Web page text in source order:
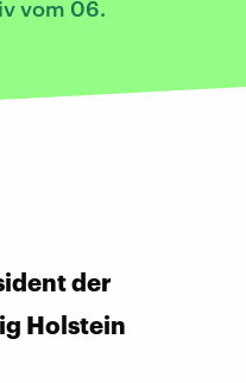
vom 06.
der
Holstein